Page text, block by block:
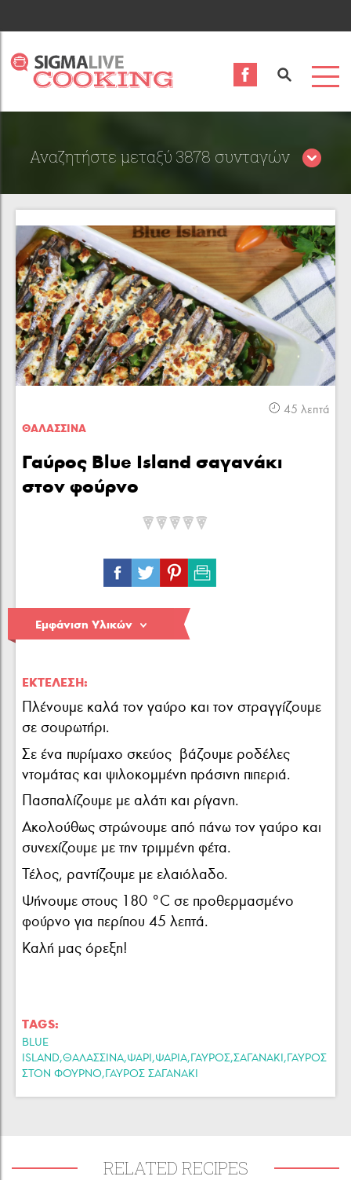
Αναζητήστε μεταξύ 3878 συνταγών
Περιορίστε τα αποτελέσματα αναζήτησης επιλέγοντας
κατηγορίες:
45 λεπτά
ΘΑΛΑΣΣΙΝA
Γαύρος Blue Island σαγανάκι
στον φούρνο
Εμφάνιση Υλικών
ΕΚΤΈΛΕΣΗ:
Πλένουμε καλά τον γαύρο και τον στραγγίζουμε
σε σουρωτήρι.
Σε ένα πυρίμαχο σκεύος βάζουμε ροδέλες
ντομάτας και ψιλοκομμένη πράσινη πιπεριά.
Πασπαλίζουμε με αλάτι και ρίγανη.
Ακολούθως στρώνουμε από πάνω τον γαύρο και
συνεχίζουμε με την τριμμένη φέτα.
Τέλος, ραντίζουμε με ελαιόλαδο.
Ψήνουμε στους 180 °C σε προθερμασμένο
φούρνο για περίπου 45 λεπτά.
Καλή μας όρεξη!
TAGS:
BLUE
ISLAND,ΘΑΛΑΣΣΙΝΑ,ΨΆΡΙ,ΨΑΡΙΑ,ΓΑΥΡΟΣ,ΣΑΓΑΝΑΚΙ,ΓΑΥΡΟΣ
ΣΤΟΝ ΦΟΥΡΝΟ,ΓΑΥΡΟΣ ΣΑΓΑΝΑΚΙ
RELATED RECIPES